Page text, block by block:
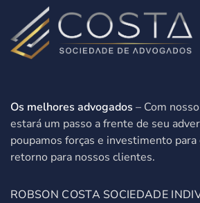
Os melhores advogados – Com
estará um passo a frente de seu
poupamos forças e investimento
retorno para nossos clientes.
ROBSON COSTA SOCIEDADE